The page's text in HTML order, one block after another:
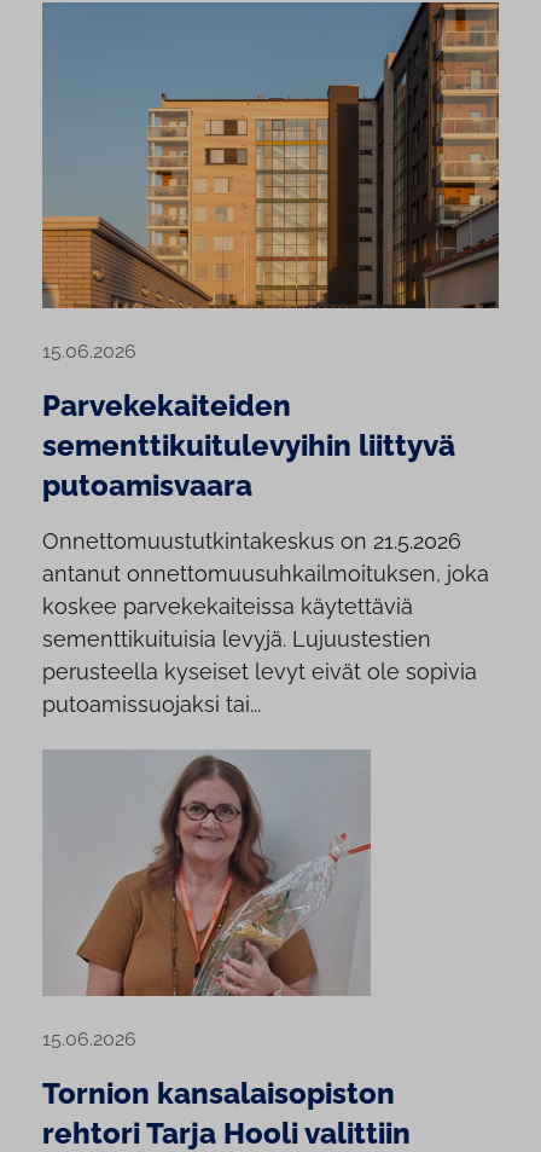
15.06.2026
Parvekekaiteiden
sementtikuitulevyihin liittyvä
putoamisvaara
Onnettomuustutkintakeskus on 21.5.2026
antanut onnettomuusuhkailmoituksen, joka
koskee parvekekaiteissa käytettäviä
sementtikuituisia levyjä. Lujuustestien
perusteella kyseiset levyt eivät ole sopivia
putoamissuojaksi tai...
15.06.2026
Tornion kansalaisopiston
rehtori Tarja Hooli valittiin